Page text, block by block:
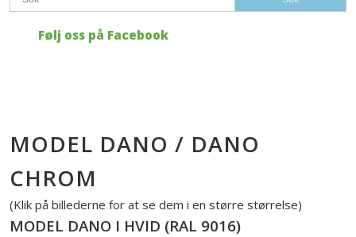
Følj oss på Facebook​
MODEL DANO / DANO
CHROM
(Klik på billederne for at se dem i en større størrelse)​​
MODEL DANO I HVID (RAL 9016)